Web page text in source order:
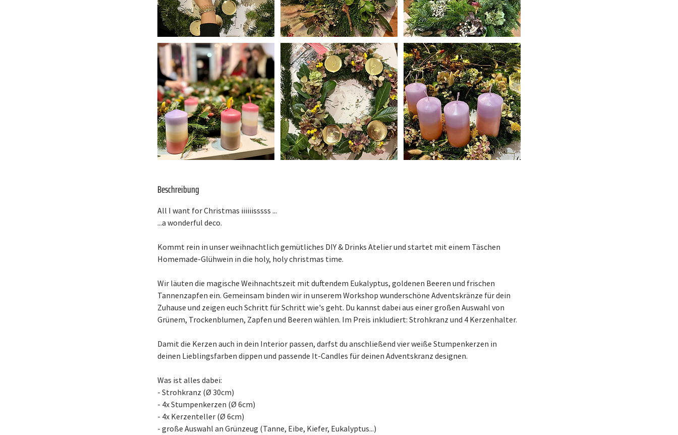
Beschreibung
All I want for Christmas iiiiiisssss ...
...a wonderful deco.
Kommt rein in unser weihnachtlich gemütliches DIY & Drinks Atelier und startet mit einem Täschen
Homemade-Glühwein in die holy, holy christmas time.
Wir läuten die magische Weihnachtszeit mit duftendem Eukalyptus, goldenen Beeren und frischen
Tannenzapfen ein. Gemeinsam binden wir in unserem Workshop wunderschöne Adventskränze für dein
Zuhause und zeigen euch Schritt für Schritt wie's geht. Du kannst dabei aus einer großen Auswahl von
Grünem, Trockenblumen, Zapfen und Beeren wählen. Im Preis inkludiert: Strohkranz und 4 Kerzenhalter.
Damit die Kerzen auch in dein Interior passen, darfst du anschließend vier weiße Stumpenkerzen in
deinen Lieblingsfarben dippen und passende It-Candles für deinen Adventskranz designen.
Was ist alles dabei:
- Strohkranz (Ø 30cm)
- 4x Stumpenkerzen (Ø 6cm)
- 4x Kerzenteller (Ø 6cm)
- große Auswahl an Grünzeug (Tanne, Eibe, Kiefer, Eukalyptus...)